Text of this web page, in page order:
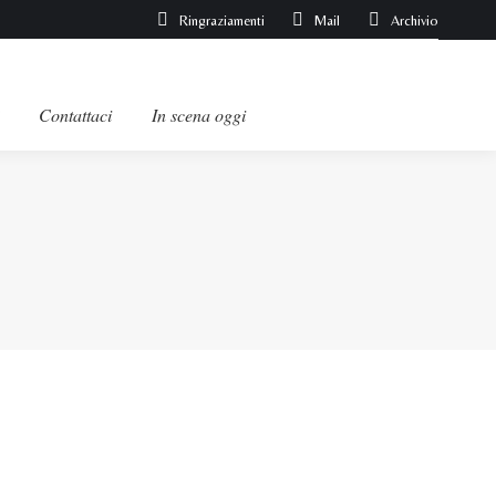
Ringraziamenti Mail Archivio
Contattaci In scena oggi